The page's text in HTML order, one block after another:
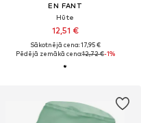
EN FANT
Hūte
12,51 €
Sākotnējā cena: 17,95 €
Pēdējā zemākā cena:12,72 €-1%